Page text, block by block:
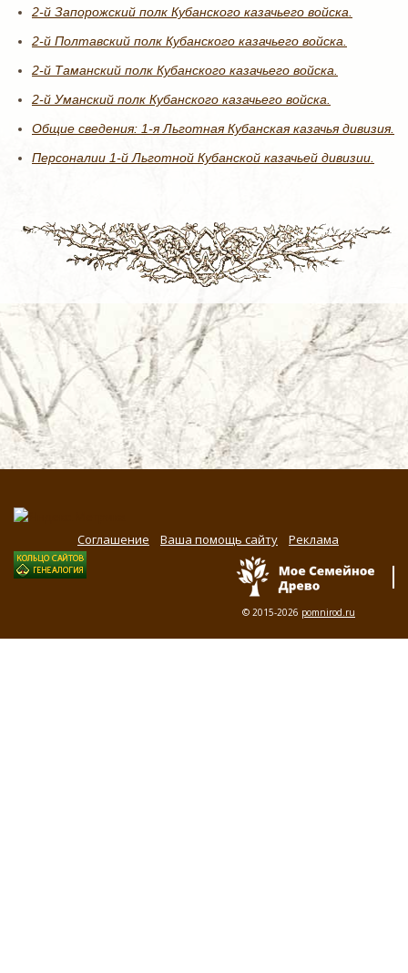
2-й Запорожский полк Кубанского казачьего войска.
2-й Полтавский полк Кубанского казачьего войска.
2-й Таманский полк Кубанского казачьего войска.
2-й Уманский полк Кубанского казачьего войска.
Общие сведения: 1-я Льготная Кубанская казачья дивизия.
Персоналии 1-й Льготной Кубанской казачьей дивизии.
Соглашение Ваша помощь сайту Реклама
© 2015-2026 pomnirod.ru